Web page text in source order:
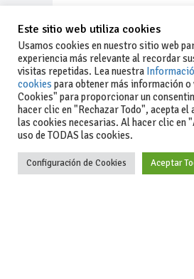
-Aviso legal
-Contacto
Este sitio web utiliza cookies
Usamos cookies en nuestro sitio web
experiencia más relevante al recordar
visitas repetidas. Lea nuestra
cookies para obtener más información
Cookies" para proporcionar un
hacer clic en "Rechazar Todo", acepta el
las cookies necesarias. Al hacer clic en
uso de TODAS las cookies.
Configuración de Cookies Aceptar